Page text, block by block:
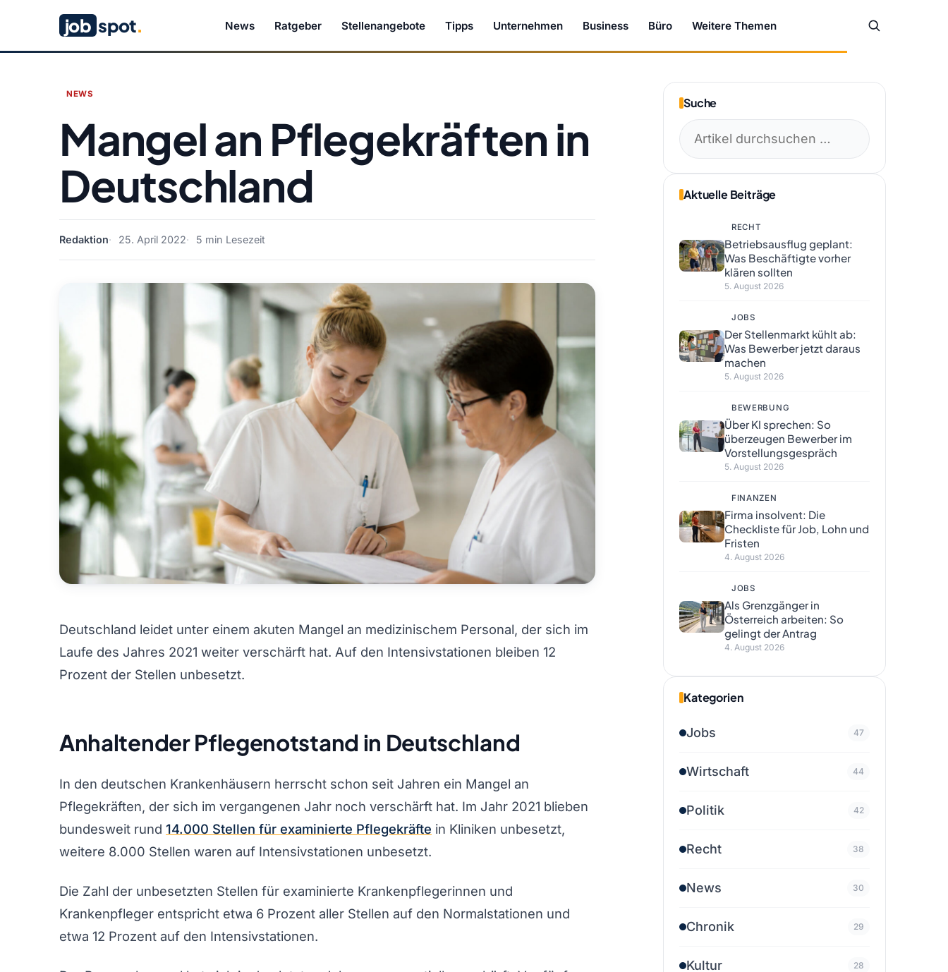
job spot. News Ratgeber Stellenangebote Tipps Unternehmen Business Büro Weitere Themen
NEWS
Mangel an Pflegekräften in
Deutschland
Redaktion 25. April 2022 5 min Lesezeit
Deutschland leidet unter einem akuten Mangel an medizinischem Personal, der sich im
Laufe des Jahres 2021 weiter verschärft hat. Auf den Intensivstationen bleiben 12
Prozent der Stellen unbesetzt.
Anhaltender Pflegenotstand in Deutschland
In den deutschen Krankenhäusern herrscht schon seit Jahren ein Mangel an
Pflegekräften, der sich im vergangenen Jahr noch verschärft hat. Im Jahr 2021 blieben
bundesweit rund 14.000 Stellen für examinierte Pflegekräfte in Kliniken unbesetzt,
weitere 8.000 Stellen waren auf Intensivstationen unbesetzt.
Die Zahl der unbesetzten Stellen für examinierte Krankenpflegerinnen und
Krankenpfleger entspricht etwa 6 Prozent aller Stellen auf den Normalstationen und
etwa 12 Prozent auf den Intensivstationen.
Suche
Aktuelle Beiträge
RECHT
Betriebsausflug geplant:
Was Beschäftigte vorher
klären sollten
5. August 2026
JOBS
Der Stellenmarkt kühlt ab:
Was Bewerber jetzt daraus
machen
5. August 2026
BEWERBUNG
Über KI sprechen: So
überzeugen Bewerber im
Vorstellungsgespräch
5. August 2026
FINANZEN
Firma insolvent: Die
Checkliste für Job, Lohn und
Fristen
4. August 2026
JOBS
Als Grenzgänger in
Österreich arbeiten: So
gelingt der Antrag
4. August 2026
Kategorien
Jobs 47
Wirtschaft 44
Politik 42
Recht 38
News 30
Chronik 29
Kultur 28